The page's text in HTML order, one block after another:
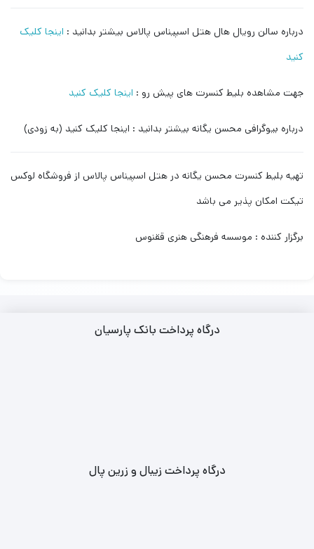
درباره سالن رویال هال هتل اسپیناس پالاس بیشتر بدانید : اینجا کلیک
کنید
جهت مشاهده بلیط کنسرت های پیش رو : اینجا کلیک کنید
درباره بیوگرافی محسن یگانه بیشتر بدانید : اینجا کلیک کنید (به زودی)
تهیه بلیط کنسرت محسن یگانه در هتل اسپیناس پالاس از فروشگاه لوکس
تیکت امکان پذیر می باشد
برگزار کننده : موسسه فرهنگی هنری ققنوس
درگاه پرداخت بانک پارسیان
درگاه پرداخت زیبال و زرین پال